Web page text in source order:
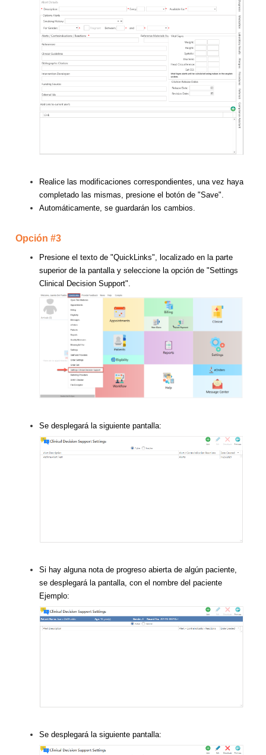
Realice las modificaciones correspondientes, una vez haya
completado las mismas, presione el botón de "Save".
Automáticamente, se guardarán los cambios.
Opción #3
Presione el texto de "QuickLinks", localizado en la parte
superior de la pantalla y seleccione la opción de "Settings
Clinical Decision Support".
Se desplegará la siguiente pantalla:
Si hay alguna nota de progreso abierta de algún paciente,
se desplegará la pantalla, con el nombre del paciente
Ejemplo:
Se desplegará la siguiente pantalla: